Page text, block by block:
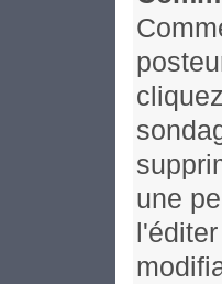
une